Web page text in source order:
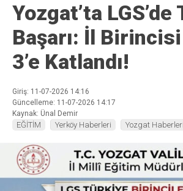
Yozgat’ta LGS’de
Başarı: İl Birincisi
3’e Katlandı!
Giriş: 11-07-2026 14:16
Güncelleme: 11-07-2026 14:17
Kaynak: Ünal Demir
EĞİTİM Yerköy Haberleri Yozgat Haberleri